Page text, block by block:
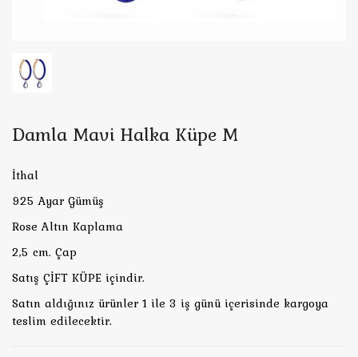
Damla Mavi Halka Küpe M
İthal
925 Ayar Gümüş
Rose Altın Kaplama
2,5 cm. Çap
Satış ÇİFT KÜPE içindir.
Satın aldığınız ürünler 1 ile 3 iş günü içerisinde kargoya
teslim edilecektir.